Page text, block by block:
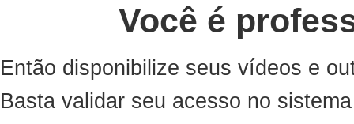
Você é
Então disponibilize seus vídeos e
Basta validar seu acesso no